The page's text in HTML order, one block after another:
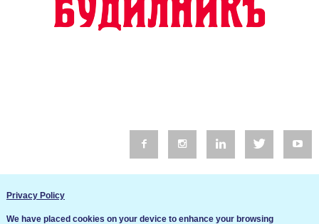
Privacy Policy
We have placed cookies on your device to enhance your browsing